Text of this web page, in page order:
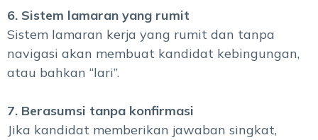
6. Sistem lamaran yang rumit
Sistem lamaran kerja yang rumit dan tanpa
navigasi akan membuat kandidat kebingungan,
atau bahkan “lari”.
7. Berasumsi tanpa konfirmasi
Jika kandidat memberikan jawaban singkat,